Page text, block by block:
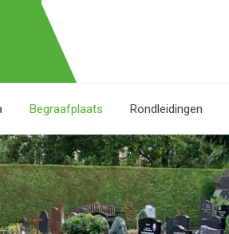
Begraafplaats Rondleidingen